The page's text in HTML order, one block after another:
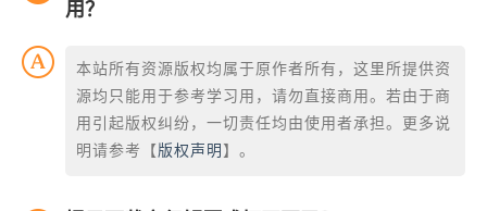
用？
本站所有资源版权均属于原作者所有，这里所提供资
源均只能用于参考学习用，请勿直接商用。若由于商
用引起版权纠纷，一切责任均由使用者承担。更多说
明请参考【 版权声明 】。